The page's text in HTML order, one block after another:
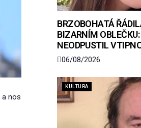
a nos
BRZOBOHATÁ
BIZARNÍM
NEODPUSTIL
06/08/2026
KULTURA